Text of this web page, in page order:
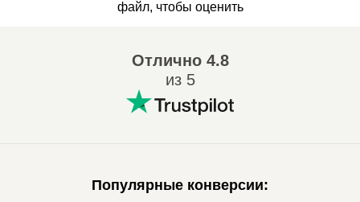
файл, чтобы оценить
Отлично4.8
из 5
Популярные конверсии: